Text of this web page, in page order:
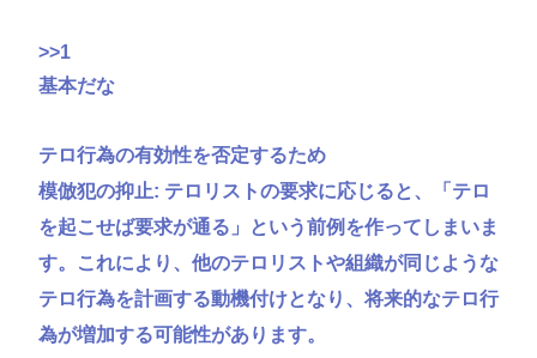
>>1
基本だな
テロ行為の有効性を否定するため
模倣犯の抑止: テロリストの要求に応じると、「テロ
を起こせば要求が通る」という前例を作ってしまいま
す。これにより、他のテロリストや組織が同じような
テロ行為を計画する動機付けとなり、将来的なテロ行
為が増加する可能性があります。